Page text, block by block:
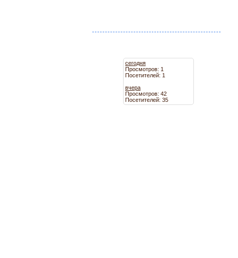
сегодня
Просмотров: 1
Посетителей: 1
вчера
Просмотров: 42
Посетителей: 35